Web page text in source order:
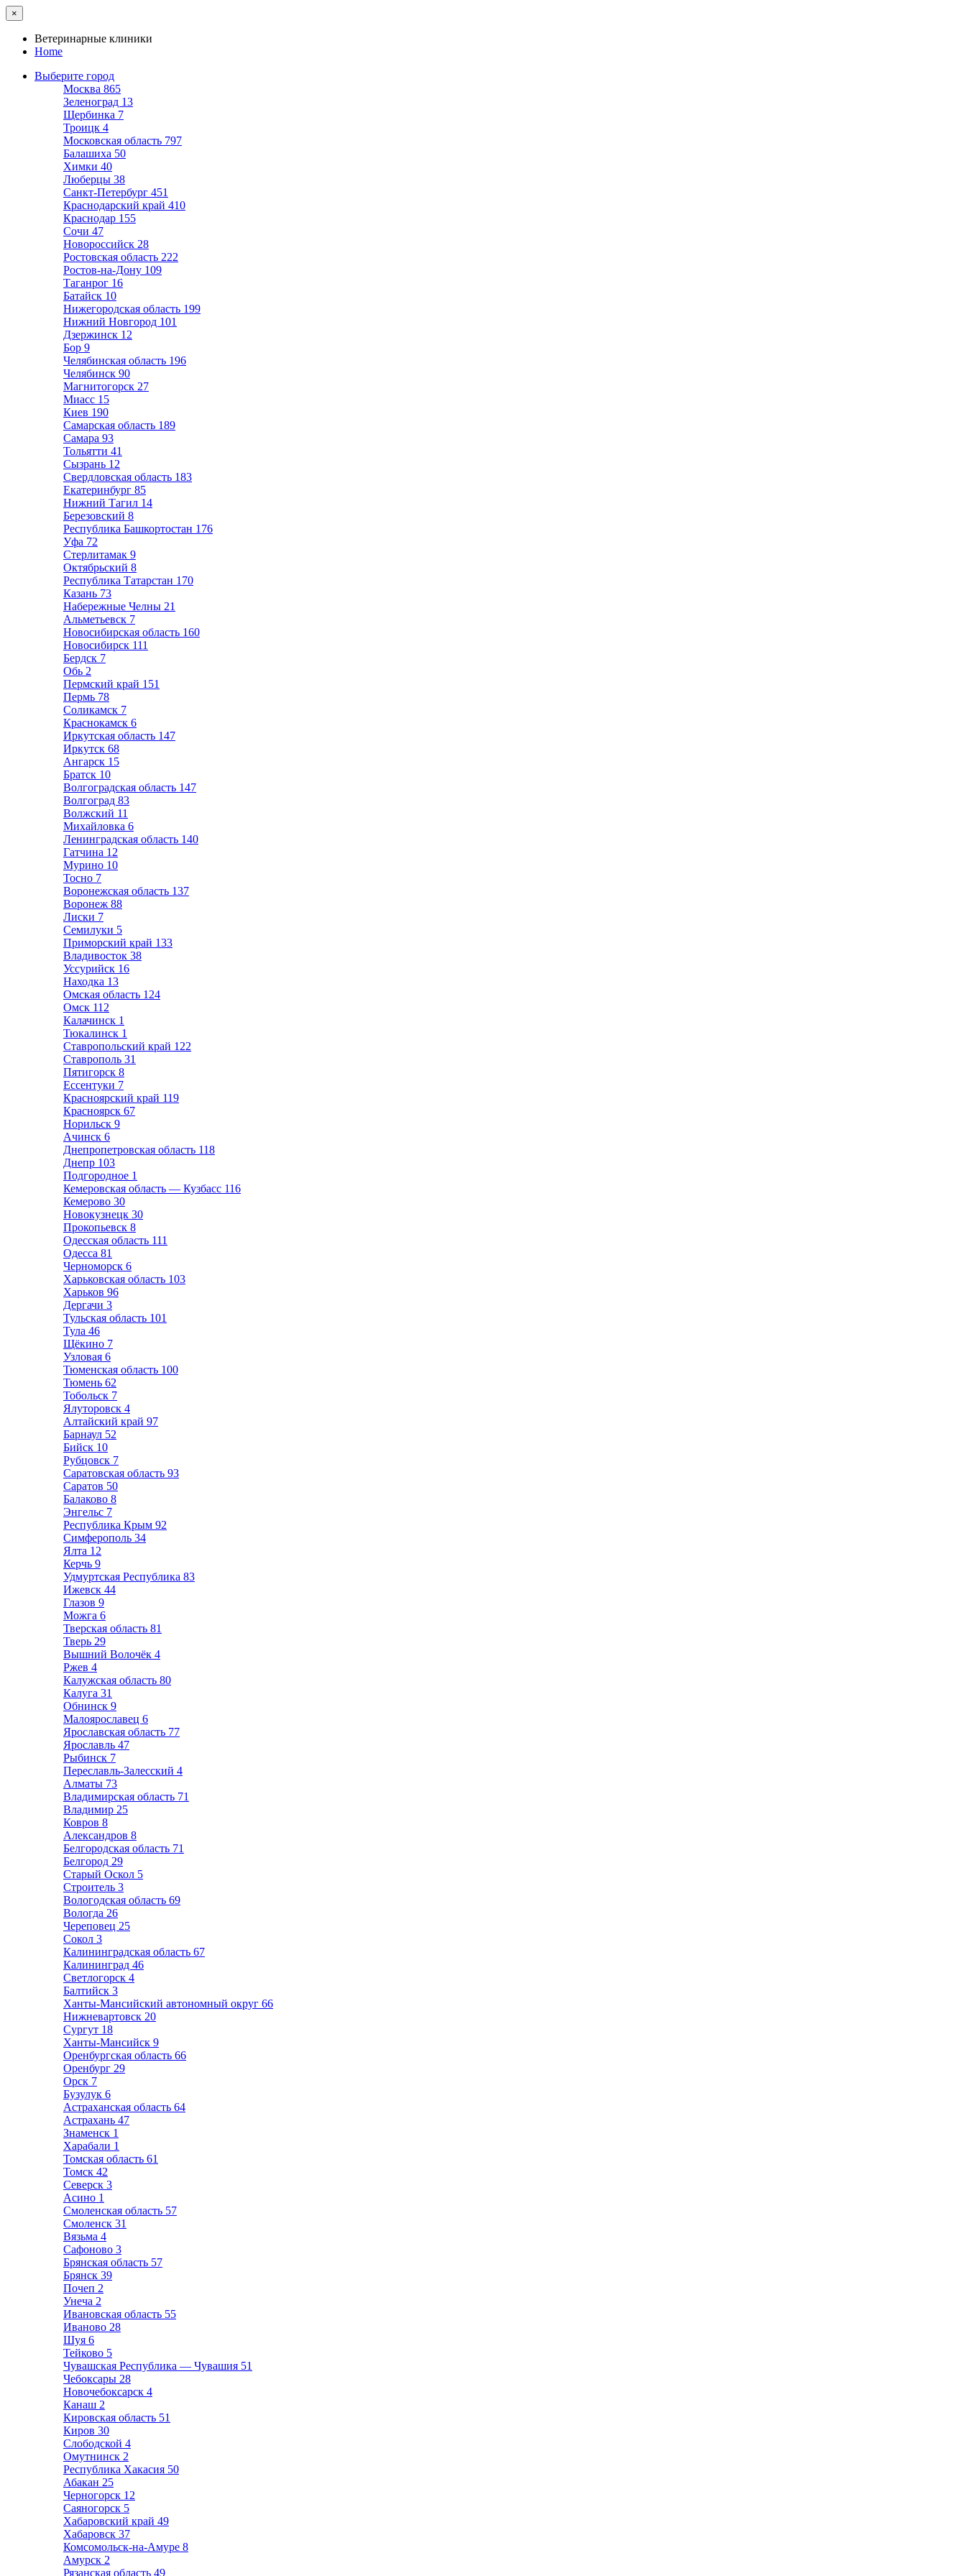
×
Ветеринарные клиники
Home
Выберите город
Москва 865
Зеленоград 13
Щербинка 7
Троицк 4
Московская область 797
Балашиха 50
Химки 40
Люберцы 38
Санкт-Петербург 451
Краснодарский край 410
Краснодар 155
Сочи 47
Новороссийск 28
Ростовская область 222
Ростов-на-Дону 109
Таганрог 16
Батайск 10
Нижегородская область 199
Нижний Новгород 101
Дзержинск 12
Бор 9
Челябинская область 196
Челябинск 90
Магнитогорск 27
Миасс 15
Киев 190
Самарская область 189
Самара 93
Тольятти 41
Сызрань 12
Свердловская область 183
Екатеринбург 85
Нижний Тагил 14
Березовский 8
Республика Башкортостан 176
Уфа 72
Стерлитамак 9
Октябрьский 8
Республика Татарстан 170
Казань 73
Набережные Челны 21
Альметьевск 7
Новосибирская область 160
Новосибирск 111
Бердск 7
Обь 2
Пермский край 151
Пермь 78
Соликамск 7
Краснокамск 6
Иркутская область 147
Иркутск 68
Ангарск 15
Братск 10
Волгоградская область 147
Волгоград 83
Волжский 11
Михайловка 6
Ленинградская область 140
Гатчина 12
Мурино 10
Тосно 7
Воронежская область 137
Воронеж 88
Лиски 7
Семилуки 5
Приморский край 133
Владивосток 38
Уссурийск 16
Находка 13
Омская область 124
Омск 112
Калачинск 1
Тюкалинск 1
Ставропольский край 122
Ставрополь 31
Пятигорск 8
Ессентуки 7
Красноярский край 119
Красноярск 67
Норильск 9
Ачинск 6
Днепропетровская область 118
Днепр 103
Подгородное 1
Кемеровская область — Кузбасс 116
Кемерово 30
Новокузнецк 30
Прокопьевск 8
Одесская область 111
Одесса 81
Черноморск 6
Харьковская область 103
Харьков 96
Дергачи 3
Тульская область 101
Тула 46
Щёкино 7
Узловая 6
Тюменская область 100
Тюмень 62
Тобольск 7
Ялуторовск 4
Алтайский край 97
Барнаул 52
Бийск 10
Рубцовск 7
Саратовская область 93
Саратов 50
Балаково 8
Энгельс 7
Республика Крым 92
Симферополь 34
Ялта 12
Керчь 9
Удмуртская Республика 83
Ижевск 44
Глазов 9
Можга 6
Тверская область 81
Тверь 29
Вышний Волочёк 4
Ржев 4
Калужская область 80
Калуга 31
Обнинск 9
Малоярославец 6
Ярославская область 77
Ярославль 47
Рыбинск 7
Переславль-Залесский 4
Алматы 73
Владимирская область 71
Владимир 25
Ковров 8
Александров 8
Белгородская область 71
Белгород 29
Старый Оскол 5
Строитель 3
Вологодская область 69
Вологда 26
Череповец 25
Сокол 3
Калининградская область 67
Калининград 46
Светлогорск 4
Балтийск 3
Ханты-Мансийский автономный округ 66
Нижневартовск 20
Сургут 18
Ханты-Мансийск 9
Оренбургская область 66
Оренбург 29
Орск 7
Бузулук 6
Астраханская область 64
Астрахань 47
Знаменск 1
Харабали 1
Томская область 61
Томск 42
Северск 3
Асино 1
Смоленская область 57
Смоленск 31
Вязьма 4
Сафоново 3
Брянская область 57
Брянск 39
Почеп 2
Унеча 2
Ивановская область 55
Иваново 28
Шуя 6
Тейково 5
Чувашская Республика — Чувашия 51
Чебоксары 28
Новочебоксарск 4
Канаш 2
Кировская область 51
Киров 30
Слободской 4
Омутнинск 2
Республика Хакасия 50
Абакан 25
Черногорск 12
Саяногорск 5
Хабаровский край 49
Хабаровск 37
Комсомольск-на-Амуре 8
Амурск 2
Рязанская область 49